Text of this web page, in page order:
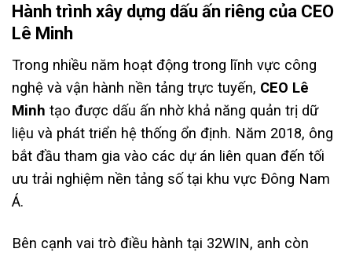
Hành trình xây dựng dấu ấn riêng của CEO
Lê Minh
Trong nhiều năm hoạt động trong lĩnh vực công
nghệ và vận hành nền tảng trực tuyến, CEO Lê
Minh tạo được dấu ấn nhờ khả năng quản trị dữ
liệu và phát triển hệ thống ổn định. Năm 2018, ông
bắt đầu tham gia vào các dự án liên quan đến tối
ưu trải nghiệm nền tảng số tại khu vực Đông Nam
Á.
Bên cạnh vai trò điều hành tại 32WIN, anh còn